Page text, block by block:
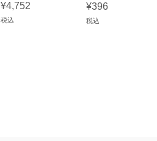
¥4,752
税込
¥396
税込